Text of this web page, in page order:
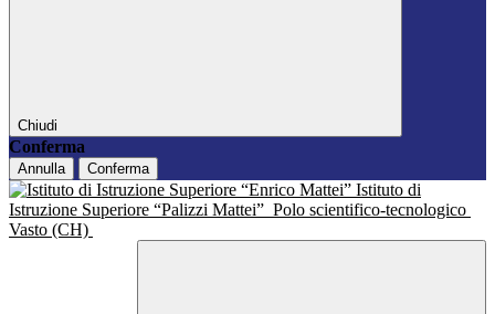
Chiudi
Conferma
Annulla Conferma
Istituto di
Istruzione Superiore “Palizzi Mattei” Polo scientifico-tecnologico
Vasto (CH)